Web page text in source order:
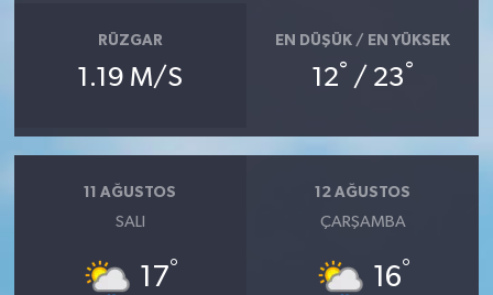
RÜZGAR
1.19 M/S
EN DÜŞÜK / EN YÜKSEK
12° / 23°
11 AĞUSTOS
SALI
17°
12 AĞUSTOS
ÇARŞAMBA
16°